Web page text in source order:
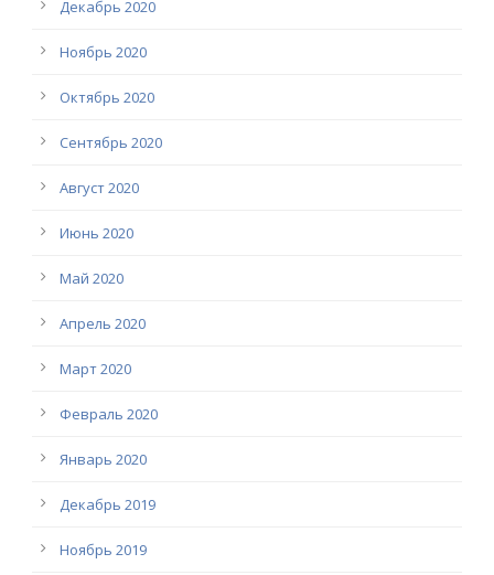
Декабрь 2020
Ноябрь 2020
Октябрь 2020
Сентябрь 2020
Август 2020
Июнь 2020
Май 2020
Апрель 2020
Март 2020
Февраль 2020
Январь 2020
Декабрь 2019
Ноябрь 2019